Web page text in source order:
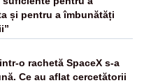
și pentru a îmbunătăți
o rachetă SpaceX s-a
Ce au aflat cercetătorii